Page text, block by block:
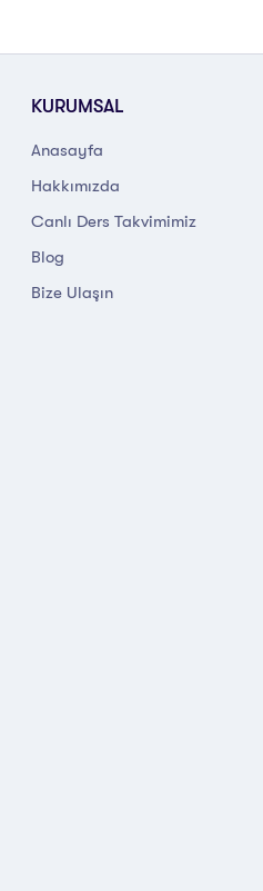
KURUMSAL
Anasayfa
Hakkımızda
Canlı Ders Takvimimiz
Blog
Bize Ulaşın